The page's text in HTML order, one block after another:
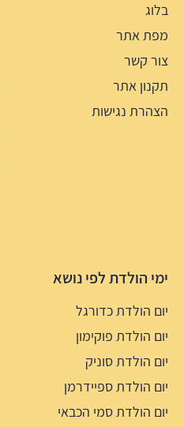
בלוג
מפת אתר
צור קשר
תקנון אתר
הצהרת נגישות
ימי הולדת לפי נושא
יום הולדת כדורגל
יום הולדת פוקימון
יום הולדת סוניק
יום הולדת ספיידרמן
יום הולדת סמי הכבאי